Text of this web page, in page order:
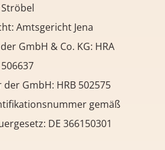
Ströbel
Amtsgericht Jena
GmbH & Co. KG: HRA
506637
GmbH: HRB 502575
gemäß
DE 366150301